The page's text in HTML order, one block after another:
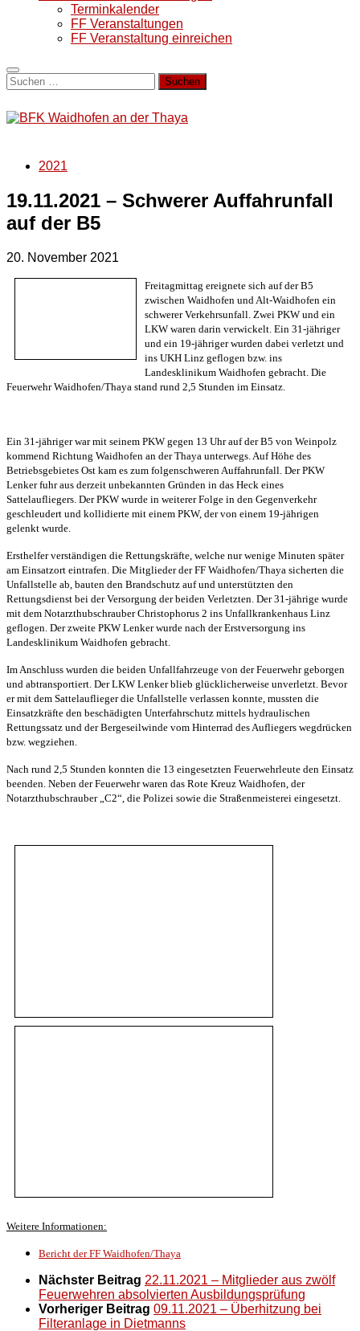
Terminkalender
FF Veranstaltungen
FF Veranstaltung einreichen
Suchen
nach:
2021
19.11.2021 – Schwerer Auffahrunfall
auf der B5
20. November 2021
Freitagmittag ereignete sich auf der B5
zwischen Waidhofen und Alt-Waidhofen ein
schwerer Verkehrsunfall. Zwei PKW und ein
LKW waren darin verwickelt. Ein 31-jähriger
und ein 19-jähriger wurden dabei verletzt und
ins UKH Linz geflogen bzw. ins
Landesklinikum Waidhofen gebracht. Die
Feuerwehr Waidhofen/Thaya stand rund 2,5 Stunden im Einsatz.
Ein 31-jähriger war mit seinem PKW gegen 13 Uhr auf der B5 von Weinpolz
kommend Richtung Waidhofen an der Thaya unterwegs. Auf Höhe des
Betriebsgebietes Ost kam es zum folgenschweren Auffahrunfall. Der PKW
Lenker fuhr aus derzeit unbekannten Gründen in das Heck eines
Sattelaufliegers. Der PKW wurde in weiterer Folge in den Gegenverkehr
geschleudert und kollidierte mit einem PKW, der von einem 19-jährigen
gelenkt wurde.
Ersthelfer verständigen die Rettungskräfte, welche nur wenige Minuten später
am Einsatzort eintrafen. Die Mitglieder der FF Waidhofen/Thaya sicherten die
Unfallstelle ab, bauten den Brandschutz auf und unterstützten den
Rettungsdienst bei der Versorgung der beiden Verletzten. Der 31-jährige wurde
mit dem Notarzthubschrauber Christophorus 2 ins Unfallkrankenhaus Linz
geflogen. Der zweite PKW Lenker wurde nach der Erstversorgung ins
Landesklinikum Waidhofen gebracht.
Im Anschluss wurden die beiden Unfallfahrzeuge von der Feuerwehr geborgen
und abtransportiert. Der LKW Lenker blieb glücklicherweise unverletzt. Bevor
er mit dem Sattelauflieger die Unfallstelle verlassen konnte, mussten die
Einsatzkräfte den beschädigten Unterfahrschutz mittels hydraulischen
Rettungssatz und der Bergeseilwinde vom Hinterrad des Aufliegers wegdrücken
bzw. wegziehen.
Nach rund 2,5 Stunden konnten die 13 eingesetzten Feuerwehrleute den Einsatz
beenden. Neben der Feuerwehr waren das Rote Kreuz Waidhofen, der
Notarzthubschrauber „C2“, die Polizei sowie die Straßenmeisterei eingesetzt.
Weitere Informationen:
Bericht der FF Waidhofen/Thaya
Nächster Beitrag 22.11.2021 – Mitglieder aus zwölf
Feuerwehren absolvierten Ausbildungsprüfung
Vorheriger Beitrag 09.11.2021 – Überhitzung bei
Filteranlage in Dietmanns